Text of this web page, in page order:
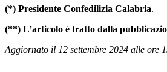
(*) Presidente Confedilizia Calabria.
(**) L’articolo è tratto dalla
Aggiornato il 12 settembre 2024 alle ore